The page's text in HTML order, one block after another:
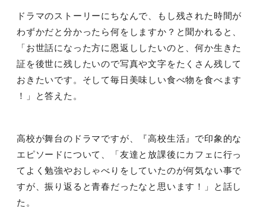
ドラマのストーリーにちなんで、もし残された時間が
わずかだと分かったら何をしますか？と聞かれると、
「お世話になった方に恩返ししたいのと、何か生きた
証を後世に残したいので写真や文字をたくさん残して
おきたいです。そして毎日美味しい食べ物を食べます
！」と答えた。
高校が舞台のドラマですが、『高校生活』で印象的な
エピソードについて、「友達と放課後にカフェに行っ
てよく勉強やおしゃべりをしていたのが何気ない事で
すが、振り返ると青春だったなと思います！」と話し
た。